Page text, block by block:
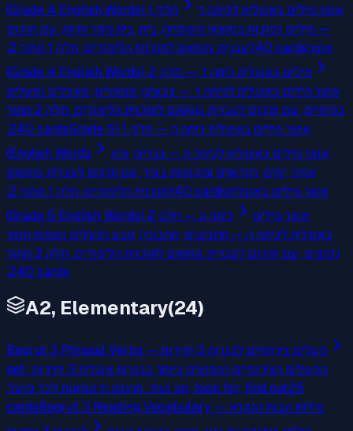
חלק 1 (Grade 4 English Words)
אוצר מילים באנגלית לכיתה ד
— מילים נפוצות בנושאי משפחה, בית, בית ספר וחיות, עם תרגום
לעברית. מותאם לתוכנית הלימודים. חלק 1 מתוך 2.40 cardsאוצר
מילים באנגלית כיתה ד — חלק 2 (Grade 4 English Words)
אוצר מילים באנגלית לכיתה ד — צבעים, מספרים, מאכלים ופעלים
בסיסיים, עם תרגום לעברית. מותאם לתוכנית הלימודים. חלק 2 מתוך
2.40 cardsאוצר מילים באנגלית כיתה ה — חלק 1 (Grade 5
English Words)
אוצר מילים באנגלית לכיתה ה — בגדים, מזג
אוויר, ימים, חודשים ומקומות בעיר, עם תרגום לעברית. מותאם
לתוכנית הלימודים. חלק 1 מתוך 2.40 cardsאוצר מילים באנגלית
כיתה ה — חלק 2 (Grade 5 English Words)
אוצר מילים
באנגלית לכיתה ה — תחביבים, תחבורה, טבע ופעלים ושמות תואר
נפוצים, עם תרגום לעברית. מותאם לתוכנית הלימודים. חלק 2 מתוך
2.40 cards
A2, Elementary(24)
Bagrut 3 Phrasal Verbs — פעלים צירופיים לבגרות 3 יחידות
הפעלים הצירופיים הנפוצים ביותר בבגרות אנגלית 3 יחידות: get
up, look for, find out ועוד. תרגום ודוגמאות לכל פועל.25
cardsBagrut 3 Reading Vocabulary — מילות הבנת הנקרא